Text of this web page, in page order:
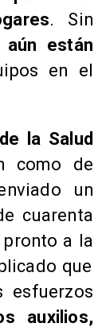
. Sin
aún están
en el
la Salud
como de
un
cuarenta
pronto a la
que
esfuerzos
auxilios,